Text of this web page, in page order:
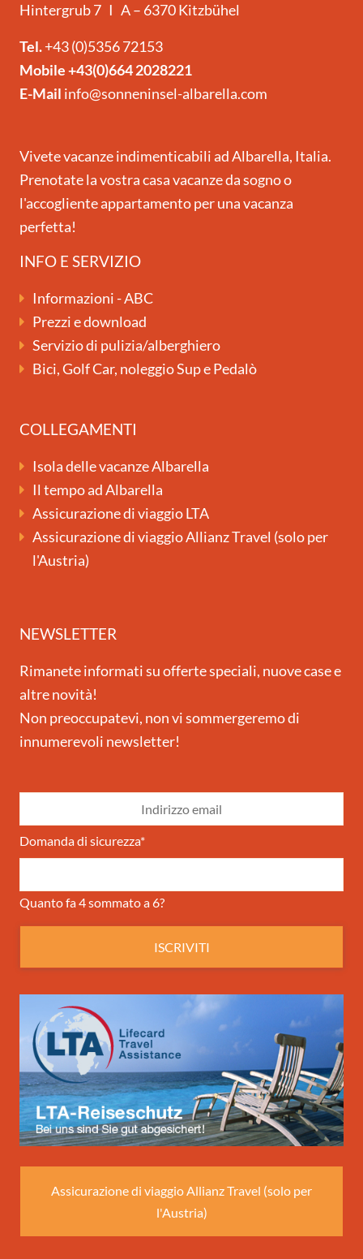
Hintergrub 7 I A – 6370 Kitzbühel
Tel.+43 (0)5356 72153
Mobile+43(0)664 2028221
E-Mail info@sonneninsel-albarella.com
Vivete vacanze indimenticabili ad Albarella, Italia.
Prenotate la vostra casa vacanze da sogno o
l'accogliente appartamento per una vacanza
perfetta!
INFO E SERVIZIO
Informazioni - ABC
Prezzi e download
Servizio di pulizia/alberghiero
Bici, Golf Car, noleggio Sup e Pedalò
COLLEGAMENTI
Isola delle vacanze Albarella
Il tempo ad Albarella
Assicurazione di viaggio LTA
Assicurazione di viaggio Allianz Travel (solo per
l'Austria)
NEWSLETTER
Rimanete informati su offerte speciali, nuove case e
altre novità!
Non preoccupatevi, non vi sommergeremo di
innumerevoli newsletter!
Domanda di sicurezza*
Quanto fa 4 sommato a 6?
ISCRIVITI
Assicurazione di viaggio Allianz Travel (solo per
l'Austria)